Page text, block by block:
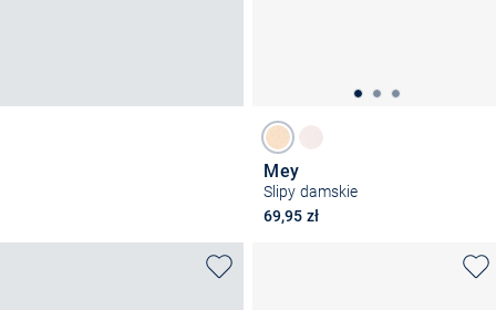
Mey
Slipy damskie
69,95 zł